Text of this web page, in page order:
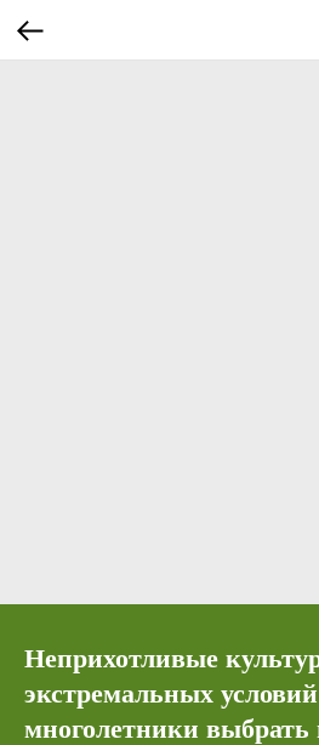
Неприхотливые
экстремальных
многолетники выбрать